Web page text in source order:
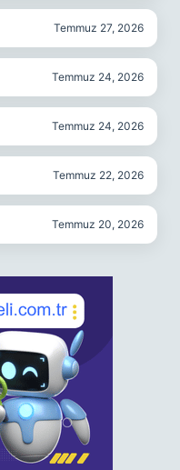
Temmuz 27, 2026
Temmuz 24, 2026
Temmuz 24, 2026
Temmuz 22, 2026
Temmuz 20, 2026